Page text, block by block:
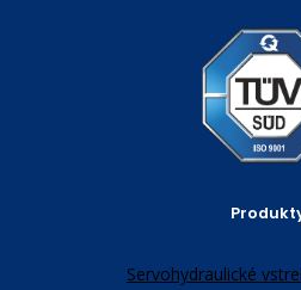
Servohydraulické